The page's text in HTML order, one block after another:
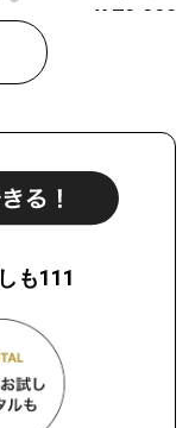
¥ 70,000
も111